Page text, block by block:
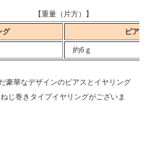
【重量（片方）】
グ ピア
約6ｇ
豪華なデザインのピアスとイヤリング
じ巻きタイプイヤリングがございま